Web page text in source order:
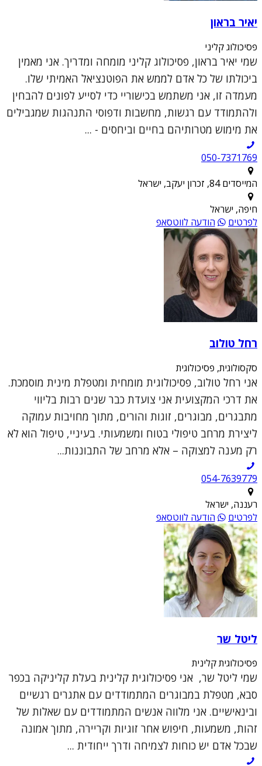
יאיר בראון
פסיכולוג קליני
שמי יאיר בראון, פסיכולוג קליני מומחה ומדריך. אני מאמין
ביכולתו של כל אדם לממש את הפוטנציאל האמיתי שלו.
מעמדה זו, אני משתמש בכישוריי כדי לסייע לפונים להבחין
ולהתמודד עם רגשות, מחשבות ודפוסי התנהגות שמגבילים
את מימוש מטרותיהם בחיים וביחסים - ...
050-7371769
המייסדים 84, זכרון יעקב, ישראל
חיפה, ישראל
לפרטים
הודעה לווטסאפ
רחל טולוב
סקסולוגית, פסיכולוגית
אני רחל טולוב, פסיכולוגית מומחית ומטפלת מינית מוסמכת.
את דרכי המקצועית אני צועדת כבר שנים רבות בליווי
מתבגרים, מבוגרים, זוגות והורים, מתוך מחויבות עמוקה
ליצירת מרחב טיפולי בטוח ומשמעותי. בעיניי, טיפול הוא לא
רק מענה למצוקה – אלא מרחב של התבוננות...
054-7639779
רעננה, ישראל
לפרטים
הודעה לווטסאפ
ליטל שר
פסיכולוגית קלינית
שמי ליטל שר, אני פסיכולוגית קלינית בעלת קליניקה בכפר
סבא, מטפלת במבוגרים המתמודדים עם אתגרים רגשיים
ובינאישיים. אני מלווה אנשים המתמודדים עם שאלות של
זהות, משמעות, חיפוש אחר זוגיות וקריירה, מתוך אמונה
שבכל אדם יש כוחות לצמיחה ודרך ייחודית ...